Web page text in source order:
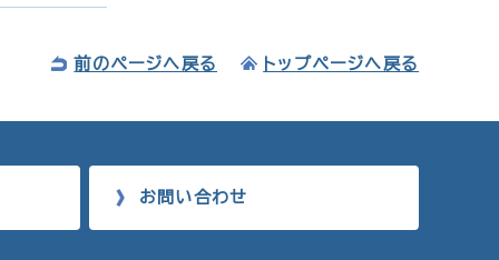
前のページへ戻る トップページへ戻る
お問い合わせ